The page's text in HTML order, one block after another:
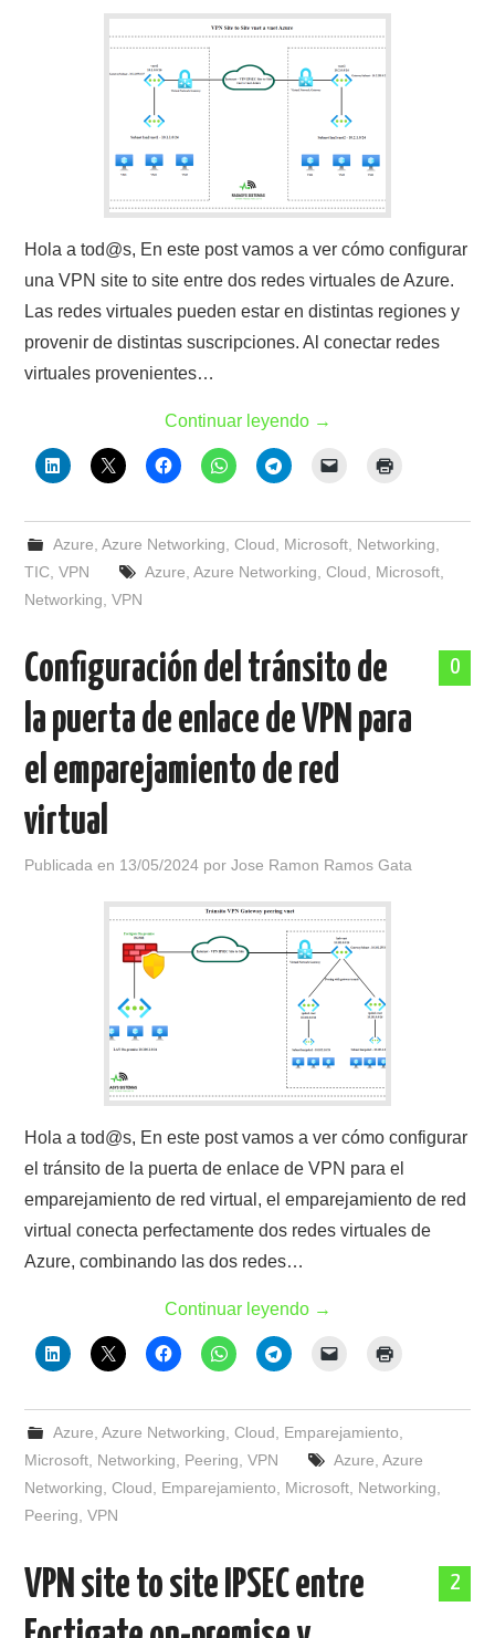
Hola a tod@s, En este post vamos a ver cómo configurar
una VPN site to site entre dos redes virtuales de Azure.
Las redes virtuales pueden estar en distintas regiones y
provenir de distintas suscripciones. Al conectar redes
virtuales provenientes…
Continuar leyendo →
Azure Azure Networking Cloud Microsoft, Networking
TIC ,VPN Azure Azure Networking Cloud Microsoft,
Networking ,VPN
0
Configuración del tránsito de
la puerta de enlace de VPN para
el emparejamiento de red
virtual
Publicada en 13/05/2024 porJose Ramon Ramos Gata
Hola a tod@s, En este post vamos a ver cómo configurar
el tránsito de la puerta de enlace de VPN para el
emparejamiento de red virtual, el emparejamiento de red
virtual conecta perfectamente dos redes virtuales de
Azure, combinando las dos redes…
Continuar leyendo →
Azure Azure Networking Cloud Emparejamiento
Microsoft Networking Peering ,VPN Azure Azure
Networking ,Cloud Emparejamiento Microsoft Networking
Peering ,VPN
2
VPN site to site IPSEC entre